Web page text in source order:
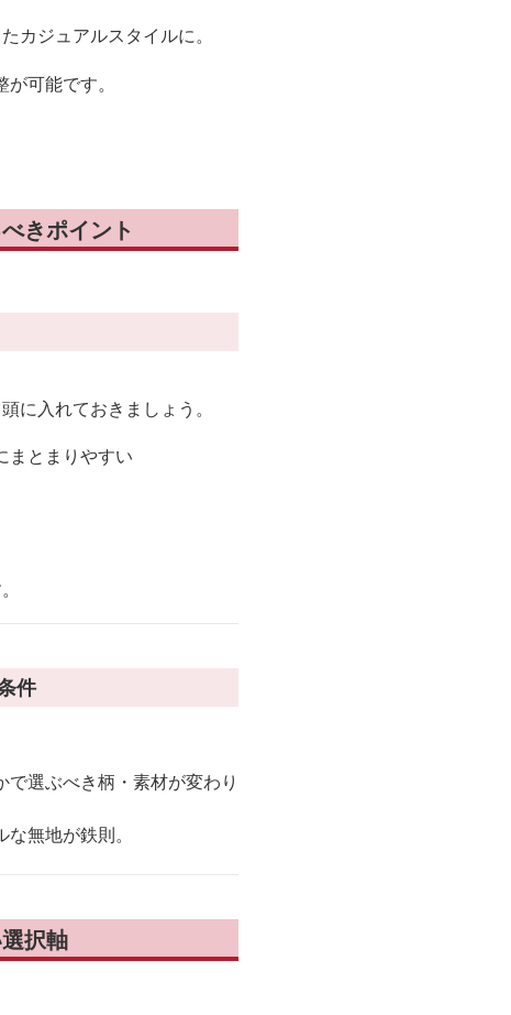
カジュアルスタイルに。
可能です。
きポイント
に入れておきましょう。
まとまりやすい
件
選ぶべき柄・素材が変わり
無地が鉄則。
択軸